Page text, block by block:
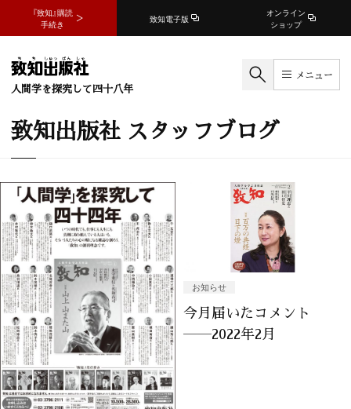
『致知』購読
手続き
致知電子版
オンライン
ショップ
人間学を探究して四十八年
メニュー
致知出版社 スタッフブログ
お知らせ
今月届いたコメント
――2022年2月